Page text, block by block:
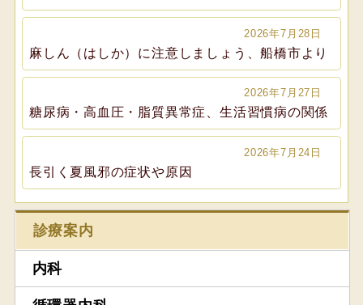
2026年7月28日
麻しん（はしか）に注意しましょう、船橋市より
2026年7月27日
糖尿病・高血圧・脂質異常症、生活習慣病の関係
2026年7月24日
長引く夏風邪の症状や原因
診療案内
内科